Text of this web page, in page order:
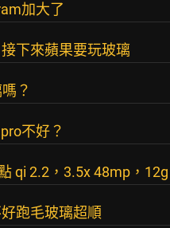
加大了
下來蘋果要玩玻璃
？
不好？
qi 2.2，3.5x 48mp，12g
跑毛玻璃超順